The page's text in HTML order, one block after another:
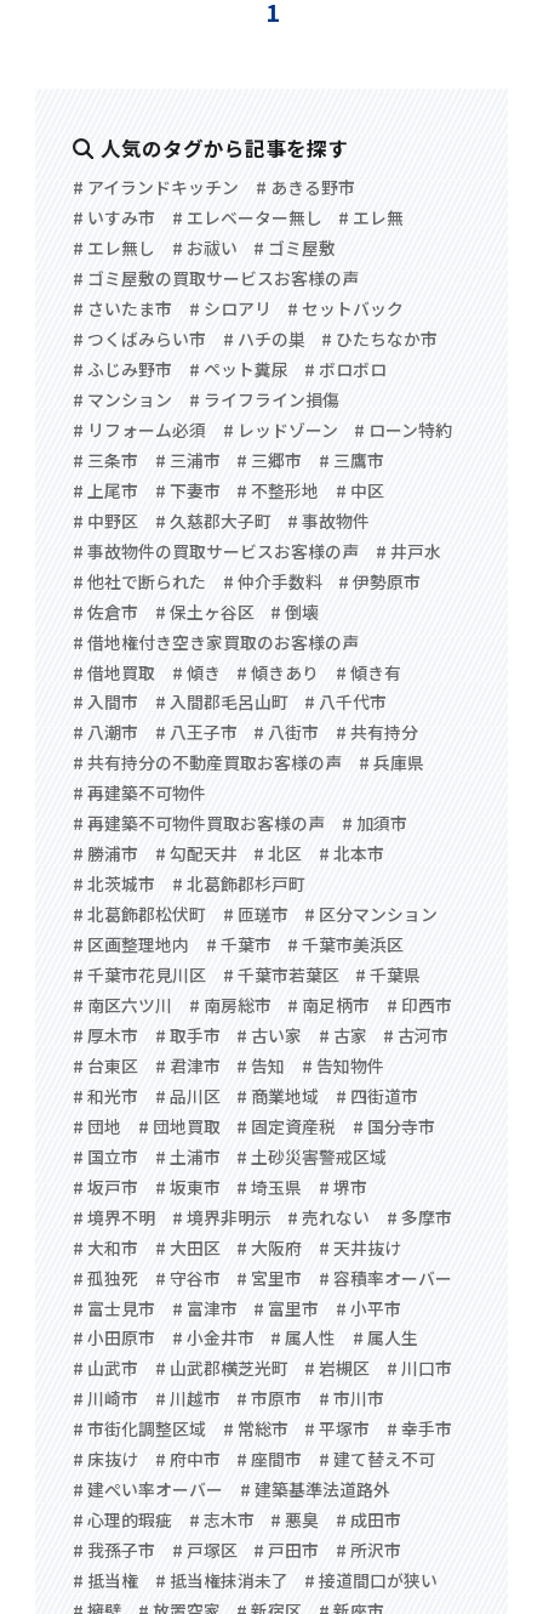
1
人気のタグから記事を探す
# アイランドキッチン
# あきる野市
# いすみ市
# エレベーター無し
# エレ無
# エレ無し
# お祓い
# ゴミ屋敷
# ゴミ屋敷の買取サービスお客様の声
# さいたま市
# シロアリ
# セットバック
# つくばみらい市
# ハチの巣
# ひたちなか市
# ふじみ野市
# ペット糞尿
# ボロボロ
# マンション
# ライフライン損傷
# リフォーム必須
# レッドゾーン
# ローン特約
# 三条市
# 三浦市 # 三郷市
# 三鷹市
# 上尾市
# 下妻市 # 不整形地
# 中区
# 中野区
# 久慈郡大子町
# 事故物件
# 事故物件の買取サービスお客様の声
# 井戸水
# 他社で断られた
# 仲介手数料
# 伊勢原市
# 佐倉市
# 保土ヶ谷区
# 倒壊
# 借地権付き空き家買取のお客様の声
# 借地買取
# 傾き # 傾きあり
# 傾き有
# 入間市
# 入間郡毛呂山町
# 八千代市
# 八潮市
# 八王子市 # 八街市
# 共有持分
# 共有持分の不動産買取お客様の声
# 兵庫県
# 再建築不可物件
# 再建築不可物件買取お客様の声
# 加須市
# 勝浦市
# 勾配天井 # 北区
# 北本市
# 北茨城市
# 北葛飾郡杉戸町
# 北葛飾郡松伏町
# 匝瑳市
# 区分マンション
# 区画整理地内
# 千葉市
# 千葉市美浜区
# 千葉市花見川区
# 千葉市若葉区
# 千葉県
# 南区六ツ川
# 南房総市 # 南足柄市
# 印西市
# 厚木市
# 取手市 # 古い家 # 古家
# 古河市
# 台東区
# 君津市 # 告知
# 告知物件
# 和光市
# 品川区 # 商業地域
# 四街道市
# 団地
# 団地買取 # 固定資産税
# 国分寺市
# 国立市
# 土浦市
# 土砂災害警戒区域
# 坂戸市
# 坂東市 # 埼玉県
# 堺市
# 境界不明
# 境界非明示 # 売れない
# 多摩市
# 大和市
# 大田区 # 大阪府
# 天井抜け
# 孤独死
# 守谷市 # 宮里市
# 容積率オーバー
# 富士見市
# 富津市 # 富里市
# 小平市
# 小田原市
# 小金井市 # 属人性
# 属人生
# 山武市
# 山武郡横芝光町 # 岩槻区
# 川口市
# 川崎市
# 川越市 # 市原市
# 市川市
# 市街化調整区域
# 常総市 # 平塚市
# 幸手市
# 床抜け
# 府中市 # 座間市
# 建て替え不可
# 建ぺい率オーバー
# 建築基準法道路外
# 心理的瑕疵
# 志木市 # 悪臭
# 成田市
# 我孫子市
# 戸塚区 # 戸田市
# 所沢市
# 抵当権
# 抵当権抹消未了
# 接道間口が狭い